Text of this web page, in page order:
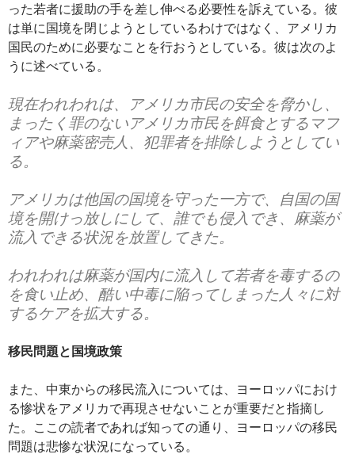
った若者に援助の手を差し伸べる必要性を訴えている。彼
は単に国境を閉じようとしているわけではなく、アメリカ
国民のために必要なことを行おうとしている。彼は次のよ
うに述べている。
現在われわれは、アメリカ市民の安全を脅かし、
まったく罪のないアメリカ市民を餌食とするマフ
ィアや麻薬密売人、犯罪者を排除しようとしてい
る。
アメリカは他国の国境を守った一方で、自国の国
境を開けっ放しにして、誰でも侵入でき、麻薬が
流入できる状況を放置してきた。
われわれは麻薬が国内に流入して若者を毒するの
を食い止め、酷い中毒に陥ってしまった人々に対
するケアを拡大する。
移民問題と国境政策
また、中東からの移民流入については、ヨーロッパにおけ
る惨状をアメリカで再現させないことが重要だと指摘し
た。ここの読者であれば知っての通り、ヨーロッパの移民
問題は悲惨な状況になっている。